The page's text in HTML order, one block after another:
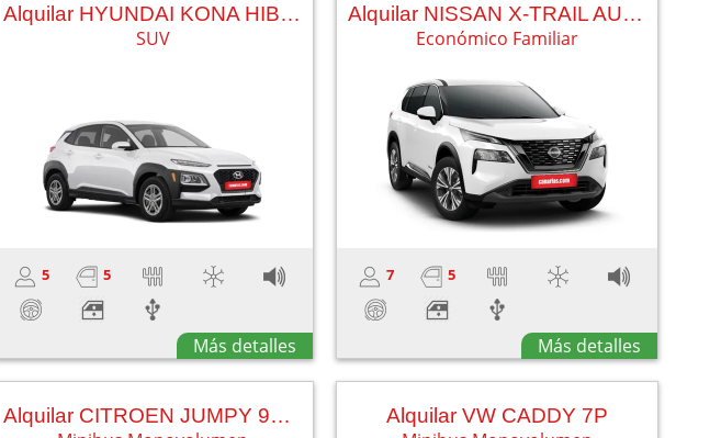
Alquilar HYUNDAI KONA HIBRIDO
SUV
5 5
Más detalles
Alquilar NISSAN X-TRAIL AUT (5+2)
Económico Familiar
7 5
Más detalles
Alquilar CITROEN JUMPY 9P AUTOMATIC Alquilar VW CADDY 7P